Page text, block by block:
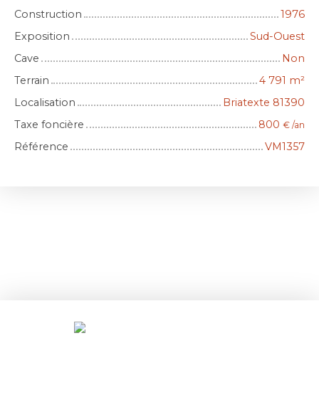
Construction
1976
Exposition
Sud-Ouest
Cave
Non
Terrain
4 791 m²
Localisation
Briatexte 81390
Taxe foncière
800 € /an
Référence VM1357